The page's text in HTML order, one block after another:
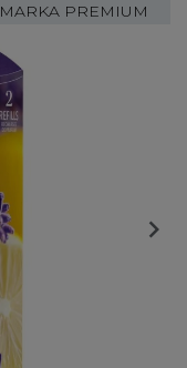
MARKA PREMIUM
